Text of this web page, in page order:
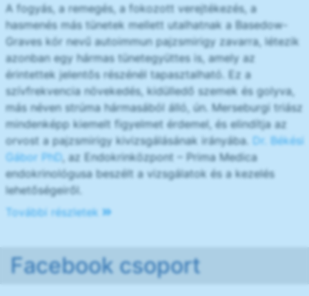
A fogyás, a remegés, a fokozott verejtékezés, a
hasmenés más tünetek mellett utalhatnak a Basedow-
Graves kór nevű autoimmun pajzsmirigy zavarra, létezik
azonban egy hármas tünetegyüttes is, amely az
érintettek jelentős részénél tapasztalható. Ez a
szívfrekvencia növekedés, kidülledő szemek és golyva,
más néven strúma hármasából álló, ún. Merseburgi triász
mindenképp kiemelt figyelmet érdemel, és elindítja az
orvost a pajzsmirigy kivizsgálásának irányába. Dr. Békési
Gábor PhD, az Endokrinközpont – Prima Medica
endokrinológusa beszélt a vizsgálatok és a kezelés
lehetőségeiről.
További részletek
Facebook csoport